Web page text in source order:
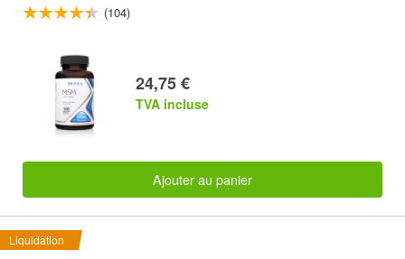
(104)
24,75 €
TVA incluse
Ajouter au panier
Liquidation